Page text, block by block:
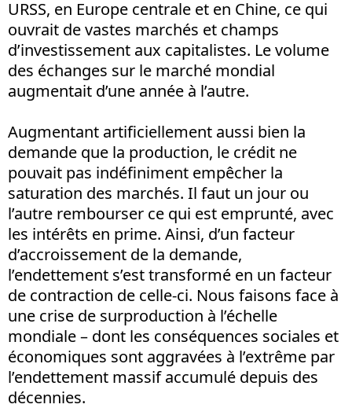
URSS, en Europe centrale et en Chine, ce qui
ouvrait de vastes marchés et champs
d’investissement aux capitalistes. Le volume
des échanges sur le marché mondial
augmentait d’une année à l’autre.
Augmentant artificiellement aussi bien la
demande que la production, le crédit ne
pouvait pas indéfiniment empêcher la
saturation des marchés. Il faut un jour ou
l’autre rembourser ce qui est emprunté, avec
les intérêts en prime. Ainsi, d’un facteur
d’accroissement de la demande,
l’endettement s’est transformé en un facteur
de contraction de celle-ci. Nous faisons face à
une crise de surproduction à l’échelle
mondiale – dont les conséquences sociales et
économiques sont aggravées à l’extrême par
l’endettement massif accumulé depuis des
décennies.